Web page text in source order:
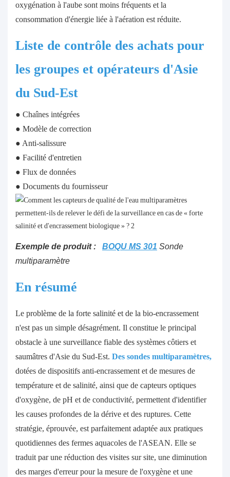
oxygénation à l'aube sont moins fréquents et la
consommation d'énergie liée à l'aération est réduite.
Liste de contrôle des achats pour
les groupes et opérateurs d'Asie
du Sud-Est
● Chaînes intégrées
● Modèle de correction
● Anti-salissure
● Facilité d'entretien
● Flux de données
● Documents du fournisseur
Exemple de produit : BOQU MS 301 Sonde
multiparamètre
En résumé
Le problème de la forte salinité et de la bio-encrassement
n'est pas un simple désagrément. Il constitue le principal
obstacle à une surveillance fiable des systèmes côtiers et
saumâtres d'Asie du Sud-Est. Des sondes multiparamètres,
dotées de dispositifs anti-encrassement et de mesures de
température et de salinité, ainsi que de capteurs optiques
d'oxygène, de pH et de conductivité, permettent d'identifier
les causes profondes de la dérive et des ruptures. Cette
stratégie, éprouvée, est parfaitement adaptée aux pratiques
quotidiennes des fermes aquacoles de l'ASEAN. Elle se
traduit par une réduction des visites sur site, une diminution
des marges d'erreur pour la mesure de l'oxygène et une